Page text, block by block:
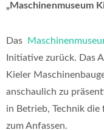
„Maschinenmuseum
Das
Initiative zurück. Das
Kieler
anschaulich zu
in Betrieb, Technik
zum Anfassen.